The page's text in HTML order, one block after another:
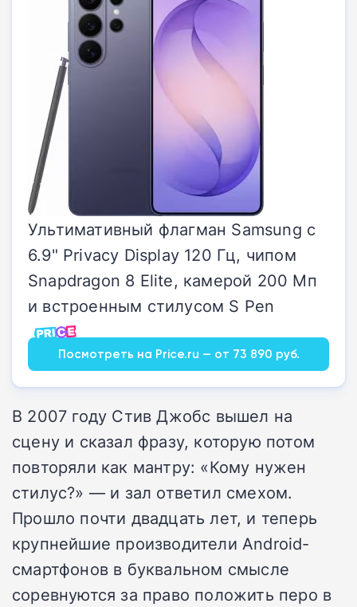
Ультимативный флагман Samsung с
6.9" Privacy Display 120 Гц, чипом
Snapdragon 8 Elite, камерой 200 Мп
и встроенным стилусом S Pen
Посмотреть на Price.ru — от 73 890 руб.
В 2007 году Стив Джобс вышел на
сцену и сказал фразу, которую потом
повторяли как мантру: «Кому нужен
стилус?» — и зал ответил смехом.
Прошло почти двадцать лет, и теперь
крупнейшие производители Android-
смартфонов в буквальном смысле
соревнуются за право положить перо в